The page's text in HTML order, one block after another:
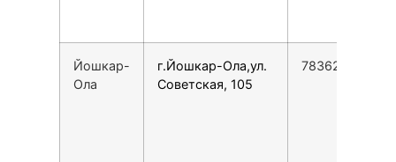
Йошкар-
Ола
г.Йошкар-Ола,ул.
Советская, 105
78362307181